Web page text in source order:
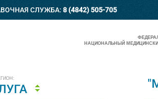
СЛУЖБА: 8 (4842) 505-705
НАЦИОНАЛЬНЫЙ